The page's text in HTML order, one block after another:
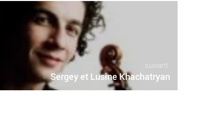
suivant
Sergey et Lusine Khachatryan